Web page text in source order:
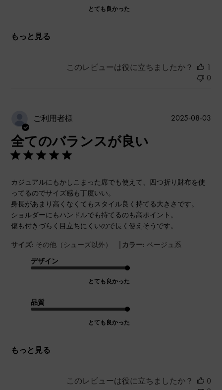
とても良かった
もっと見る
このレビューは役に立ちましたか？
1
0
ご利用者様
全てのバランスが良い
カジュアルにもかしこまった席でも使えて、四つ折り財布を使
ってるのでサイズ感も丁度いい。
身長があまり高くなくてもスタイル良く持てる大きさです。
ショルダーにもハンドルでも持てるのも高ポイント。
傷も付きづらく目立ちにくいので長く使えそうです。
サイズ: その他（シューズ以外） | カラー: ベージュ系
デザイン
とても良かった
品質
とても良かった
もっと見る
公
2025-08-03
このレビューは役に立ちましたか？
0